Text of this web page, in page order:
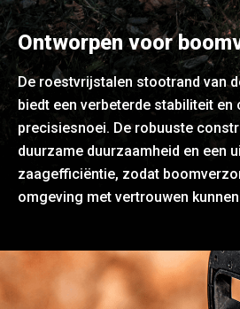
Ontworpen voor
De roestvrijstalen stootrand van
biedt een verbeterde stabiliteit
precisiesnoei. De robuuste
duurzame duurzaamheid en een
zaagefficiëntie, zodat
omgeving met vertrouwen